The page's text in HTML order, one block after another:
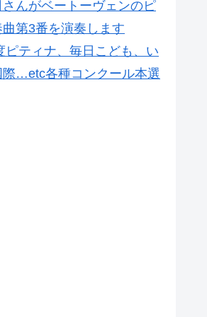
んがベートーヴェンのピ
第3番を演奏します
ピティナ、毎日こども、い
際…etc各種コンクール本選